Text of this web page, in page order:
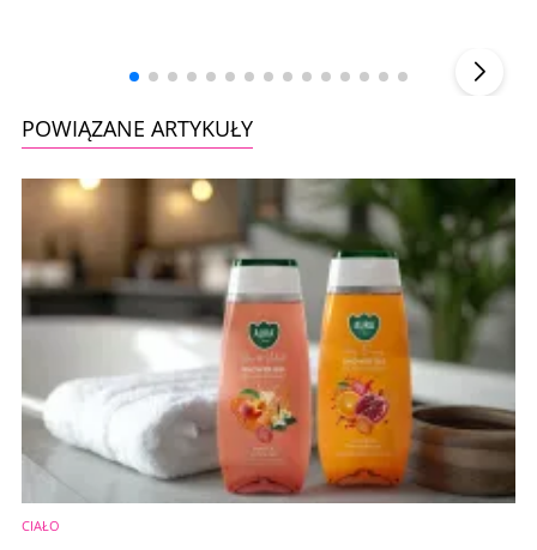
POWIĄZANE ARTYKUŁY
CIAŁO
05.08.2026